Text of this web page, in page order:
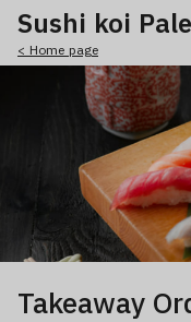
Sushi koi
< Home page
Takeaway